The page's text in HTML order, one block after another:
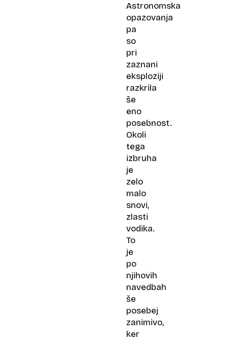
Astronomska
opazovanja
pa
so
pri
zaznani
eksploziji
razkrila
še
eno
posebnost.
Okoli
tega
izbruha
je
zelo
malo
snovi,
zlasti
vodika.
To
je
po
njihovih
navedbah
še
posebej
zanimivo,
ker